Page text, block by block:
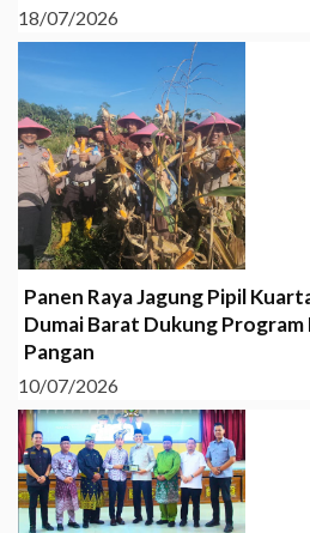
18/07/2026
Panen Raya Jagung Pipil
Dumai Barat Dukung
Pangan
10/07/2026